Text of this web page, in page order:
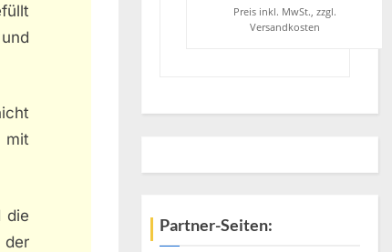
die
der
Preis inkl. MwSt., zzgl.
Versandkosten
Partner-Seiten: